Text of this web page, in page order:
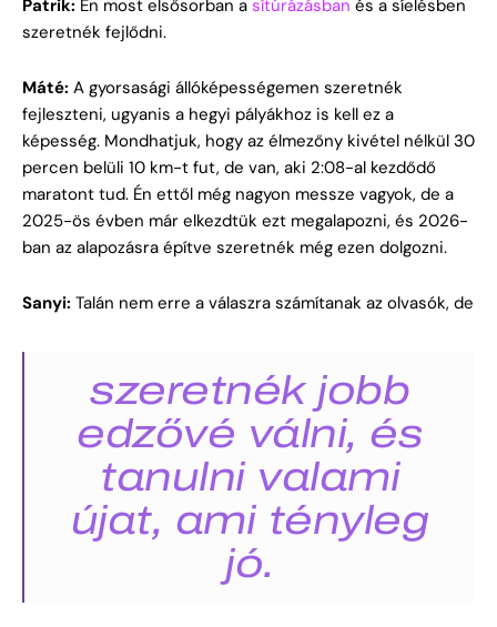
Patrik: Én most elsősorban a sítúrázásban és a síelésben
szeretnék fejlődni.
Máté: A gyorsasági állóképességemen szeretnék
fejleszteni, ugyanis a hegyi pályákhoz is kell ez a
képesség. Mondhatjuk, hogy az élmezőny kivétel nélkül 30
percen belüli 10 km-t fut, de van, aki 2:08-al kezdődő
maratont tud. Én ettől még nagyon messze vagyok, de a
2025-ös évben már elkezdtük ezt megalapozni, és 2026-
ban az alapozásra építve szeretnék még ezen dolgozni.
Sanyi: Talán nem erre a válaszra számítanak az olvasók, de
szeretnék jobb
edzővé válni, és
tanulni valami
újat, ami tényleg
jó.